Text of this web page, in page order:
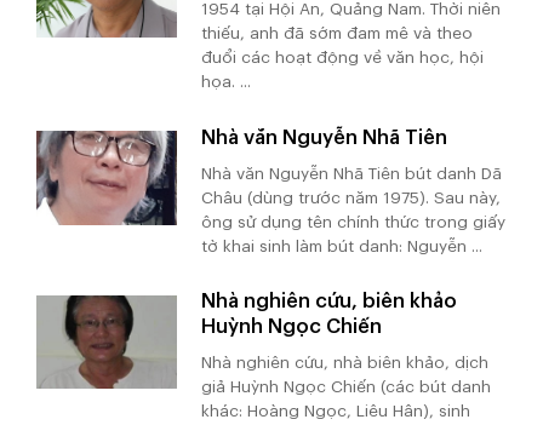
1954 tại Hội An, Quảng Nam. Thời niên
thiếu, anh đã sớm đam mê và theo
đuổi các hoạt động về văn học, hội
họa. ...
Nhà văn Nguyễn Nhã Tiên
Nhà văn Nguyễn Nhã Tiên bút danh Dã
Châu (dùng trước năm 1975). Sau này,
ông sử dụng tên chính thức trong giấy
tờ khai sinh làm bút danh: Nguyễn ...
Nhà nghiên cứu, biên khảo
Huỳnh Ngọc Chiến
Nhà nghiên cứu, nhà biên khảo, dịch
giả Huỳnh Ngọc Chiến (các bút danh
khác: Hoàng Ngọc, Liêu Hân), sinh